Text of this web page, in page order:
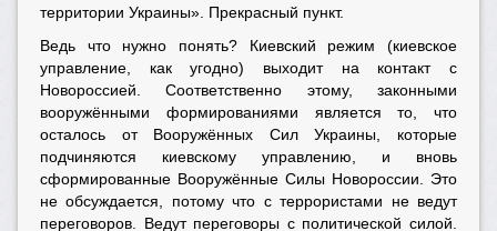
территории Украины». Прекрасный пункт.
Ведь что нужно понять? Киевский режим (киевское
управление, как угодно) выходит на контакт с
Новороссией. Соответственно этому, законными
вооружёнными формированиями является то, что
осталось от Вооружённых Сил Украины, которые
подчиняются киевскому управлению, и вновь
сформированные Вооружённые Силы Новороссии. Это
не обсуждается, потому что с террористами не ведут
переговоров. Ведут переговоры с политической силой.